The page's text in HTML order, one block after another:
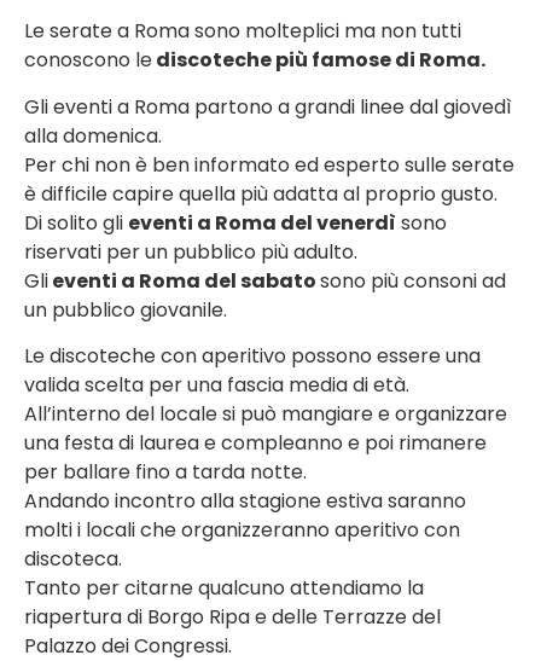
Le serate a Roma sono molteplici ma non tutti
conoscono lediscoteche più famose di Roma.
Gli eventi a Roma partono a grandi linee dal giovedì
alla domenica.
Per chi non è ben informato ed esperto sulle serate
è difficile capire quella più adatta al proprio gusto.
Di solito gli eventi a Roma del venerdì sono
riservati per un pubblico più adulto.
Glieventi a Roma del sabatosono più consoni ad
un pubblico giovanile.
Le discoteche con aperitivo possono essere una
valida scelta per una fascia media di età.
All’interno del locale si può mangiare e organizzare
una festa di laurea e compleanno e poi rimanere
per ballare fino a tarda notte.
Andando incontro alla stagione estiva saranno
molti i locali che organizzeranno aperitivo con
discoteca.
Tanto per citarne qualcuno attendiamo la
riapertura di Borgo Ripa e delle Terrazze del
Palazzo dei Congressi.